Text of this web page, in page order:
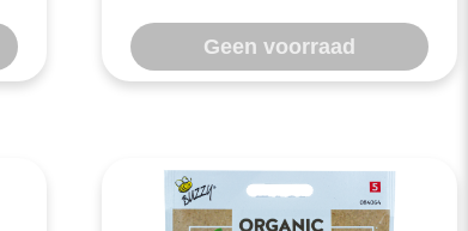
Geen voorraad